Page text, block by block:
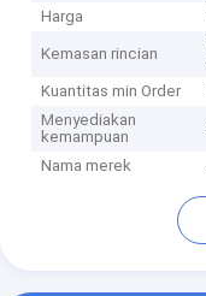
Harga
Kemasan rincian
Kuantitas min Order
Menyediakan
kemampuan
Nama merek